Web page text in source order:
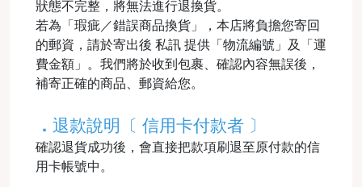
狀態不完整，將無法進行退換貨。
若為「瑕疵／錯誤商品換貨」，本店將負擔您寄回
的郵資，請於寄出後 私訊 提供「物流編號」及「運
費金額」。我們將於收到包裹、確認內容無誤後，
補寄正確的商品、郵資給您。
． 退款說明〔 信用卡付款者 〕
確認退貨成功後，會直接把款項刷退至原付款的信
用卡帳號中。